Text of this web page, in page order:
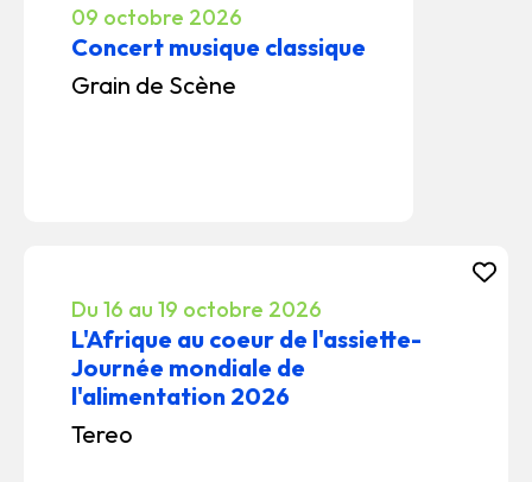
09 octobre 2026
Concert musique classique
Grain de Scène
Du 16 au 19 octobre 2026
L'Afrique au coeur de l'assiette-
Journée mondiale de
l'alimentation 2026
Tereo